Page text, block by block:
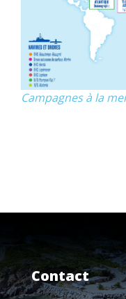
Campagnes à la
Contact